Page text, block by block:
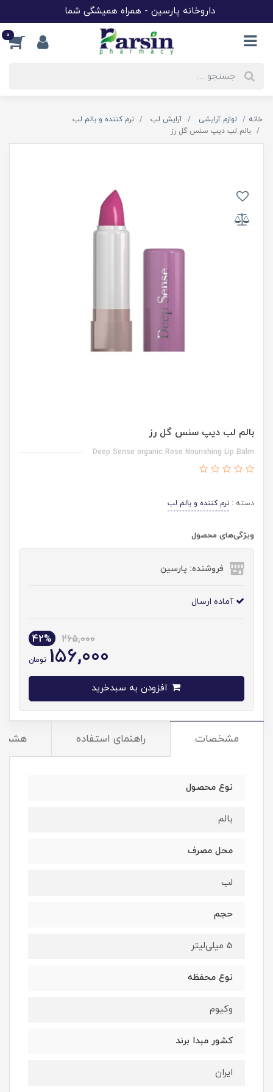
داروخانه پارسین - همراه همیشگی شما
0
خانه لوازم آرایشی آرایش لب
نرم کننده و بالم لب
بالم لب دیپ سنس گل رز
بالم لب دیپ سنس گل رز
Deep Sense organic Rose Nourishing Lip Balm
دسته : نرم کننده و بالم لب
ویژگی‌های محصول
فروشنده: پارسین
آماده ارسال
265,000
42%
156,000 تومان
مشخصات راهنمای استفاده
نوع محصول
بالم
محل مصرف
لب
حجم
5 میلی‌لیتر
نوع محفظه
وکیوم
کشور مبدا برند
ایران